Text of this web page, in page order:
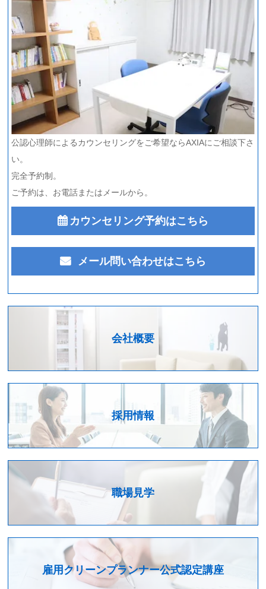
公認心理師によるカウンセリングをご希望ならAXIAにご相談下さ
い。
完全予約制。
ご予約は、お電話またはメールから。
カウンセリング予約はこちら
メール問い合わせはこちら
会社概要
採用情報
職場見学
雇用クリーンプランナー公式認定講座